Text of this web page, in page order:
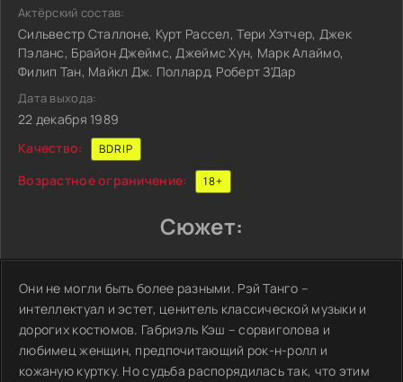
Актёрский состав:
Сильвестр Сталлоне, Курт Рассел, Тери Хэтчер, Джек
Пэланс, Брайон Джеймс, Джеймс Хун, Марк Алаймо,
Филип Тан, Майкл Дж. Поллард, Роберт З'Дар
Дата выхода:
22 декабря 1989
Качество:
BDRIP
Возрастное ограничение: 18+
Сюжет:
Они не могли быть более разными. Рэй Танго –
интеллектуал и эстет, ценитель классической музыки и
дорогих костюмов. Габриэль Кэш – сорвиголова и
любимец женщин, предпочитающий рок-н-ролл и
кожаную куртку. Но судьба распорядилась так, что этим